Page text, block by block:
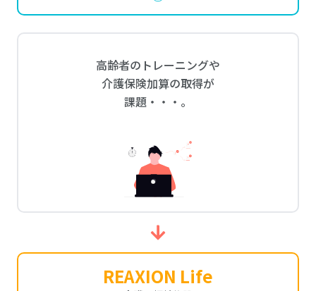
高齢者のトレーニングや
介護保険加算の取得が
課題・・・。
REAXION Life